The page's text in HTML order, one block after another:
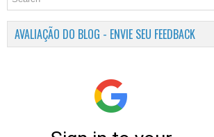
AVALIAÇÃO DO BLOG - ENVIE SEU FEEDBACK